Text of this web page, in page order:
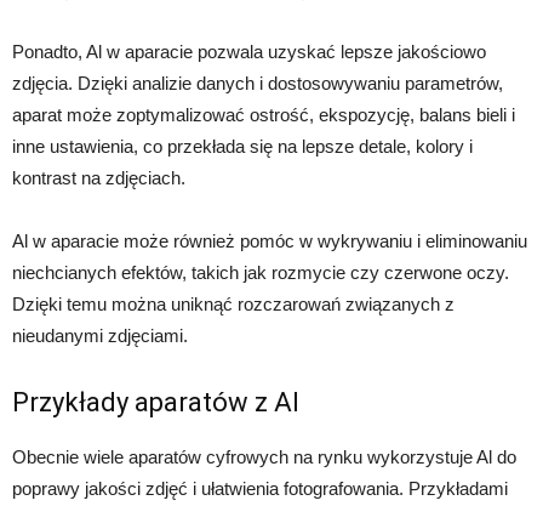
Ponadto, Al w aparacie pozwala uzyskać lepsze jakościowo
zdjęcia. Dzięki analizie danych i dostosowywaniu parametrów,
aparat może zoptymalizować ostrość, ekspozycję, balans bieli i
inne ustawienia, co przekłada się na lepsze detale, kolory i
kontrast na zdjęciach.
Al w aparacie może również pomóc w wykrywaniu i eliminowaniu
niechcianych efektów, takich jak rozmycie czy czerwone oczy.
Dzięki temu można uniknąć rozczarowań związanych z
nieudanymi zdjęciami.
Przykłady aparatów z Al
Obecnie wiele aparatów cyfrowych na rynku wykorzystuje Al do
poprawy jakości zdjęć i ułatwienia fotografowania. Przykładami